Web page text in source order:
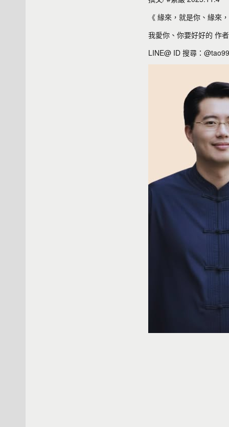
《 緣來，就是你、緣來，
我愛你、你要好好的 作
LINE@ ID 搜尋：@tao99